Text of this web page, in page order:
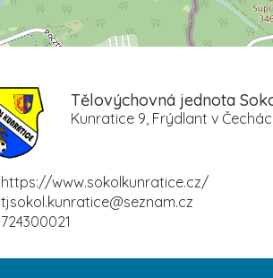
Tělovýchovná jednota
Kunratice 9, Frýdlant v
https://www.sokolkunratice.cz/
tjsokol.kunratice@seznam.cz
724300021